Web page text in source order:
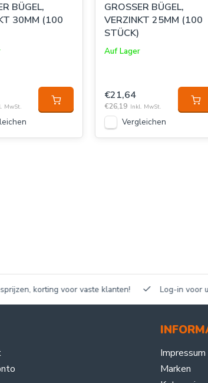
BÜGEL,
(100
MwSt.
GROSSER BÜGEL,
VERZINKT 25MM (100
STÜCK)
Auf Lager
€21,64
€26,19 Inkl. MwSt.
Vergleichen
korting voor vaste klanten! Log-in voor uw
Impressum
Marken